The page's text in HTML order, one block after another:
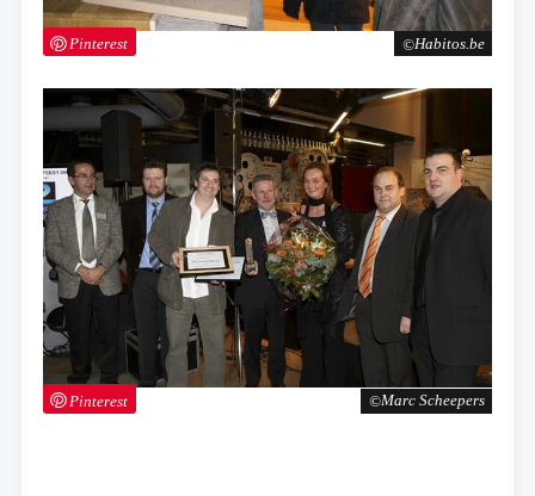
Habitos.be
Pinterest
Marc Scheepers
Pinterest